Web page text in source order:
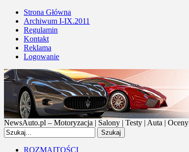
Strona Główna
Archiwum I-IX.2011
Regulamin
Kontakt
Reklama
Logowanie
NewsAuto.pl – Motoryzacja | Salony | Testy | Auta | Oceny
ROZMAITOŚCI